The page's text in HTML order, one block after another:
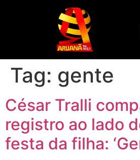
Tag: gente
César Tralli
registro ao lado
festa da filha: